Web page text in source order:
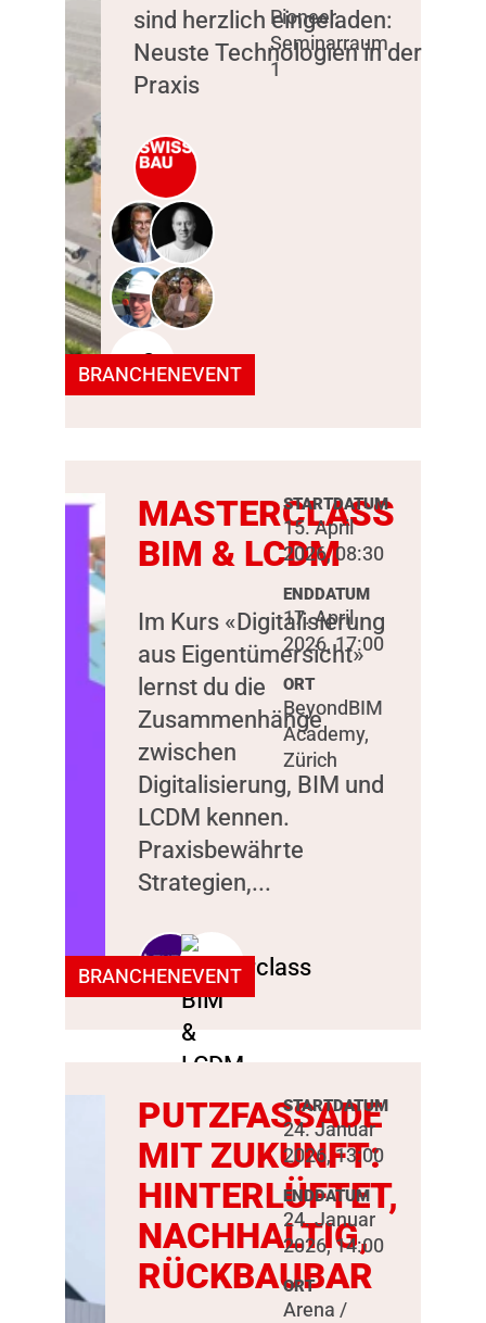
BRANCHENEVENT
sind herzlich eingeladen:
Neuste Technologien in der
Praxis
+2
Pioneer,
Seminarraum
1
BRANCHENEVENT
MASTERCLASS
BIM & LCDM
Im Kurs «Digitalisierung
aus Eigentümersicht»
lernst du die
Zusammenhänge
zwischen
Digitalisierung, BIM und
LCDM kennen.
Praxisbewährte
Strategien,...
STARTDATUM
15. April
2026, 08:30
ENDDATUM
17. April
2026, 17:00
ORT
BeyondBIM
Academy,
Zürich
PUTZFASSADE
MIT ZUKUNFT:
HINTERLÜFTET,
NACHHALTIG,
RÜCKBAUBAR
STARTDATUM
24. Januar
2026, 13:00
ENDDATUM
24. Januar
2026, 14:00
ORT
Arena /